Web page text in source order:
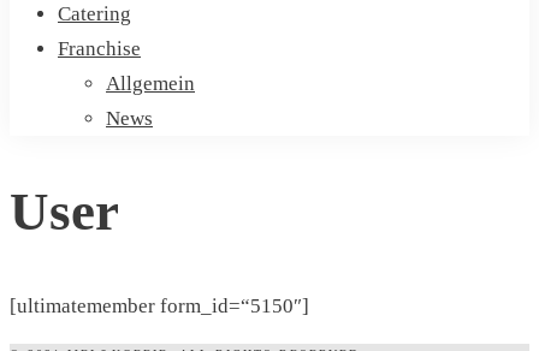
Catering
Franchise
Allgemein
News
User
[ultimatemember form_id=“5150″]